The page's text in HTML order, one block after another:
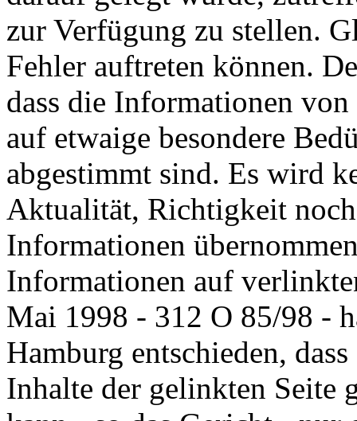
zur Verfügung zu stellen.
Fehler auftreten können.
dass die Informationen
auf etwaige besondere
abgestimmt sind. Es wird
Aktualität, Richtigkeit
Informationen
Informationen auf
Mai 1998 - 312 O 85/98 -
Hamburg entschieden,
Inhalte der gelinkten Seite